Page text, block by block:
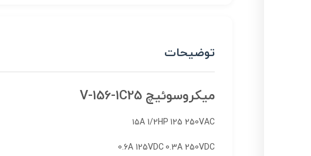
توضیحات
میکروسوئیچ V-156-1C25
۱۵A 1/2HP 125 250VAC
0.6A 125VDC 0.3A 250VDC